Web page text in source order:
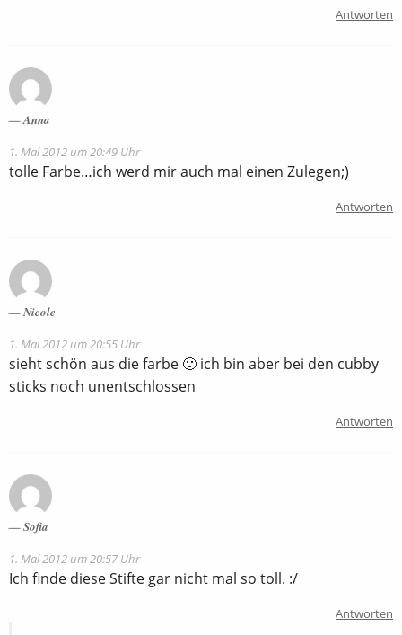
Antworten
Anna
1. Mai 2012 um 20:49 Uhr
tolle Farbe…ich werd mir auch mal einen Zulegen;)
Antworten
Nicole
1. Mai 2012 um 20:55 Uhr
sieht schön aus die farbe 🙂 ich bin aber bei den cubby
sticks noch unentschlossen
Antworten
Sofia
1. Mai 2012 um 20:57 Uhr
Ich finde diese Stifte gar nicht mal so toll. :/
Antworten